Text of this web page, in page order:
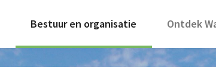
Bestuur en organisatie Ontdek